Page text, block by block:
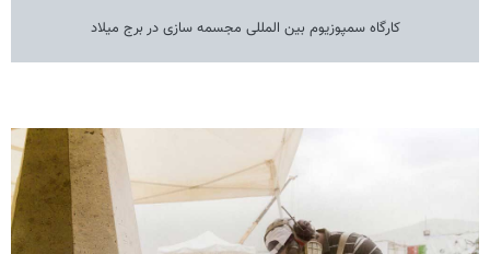
کارگاه سمپوزیوم بین المللی مجسمه سازی در برج میلاد